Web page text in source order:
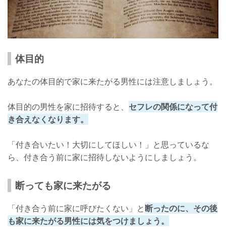
体目的
あなたの体目的で家に来たがる男性には注意しましょう。
体目的の男性を家に招待すると、 セフレの関係になって付
き合えなくなります。
「付き合いたい！大切にしてほしい！」と思っているな
ら、付き合う前に家に招待しないようにしましょう。
断っても家に来たがる
「付き合う前に家に呼びたくない」と断ったのに、その後
も家に来たがる男性には気をつけましょう。